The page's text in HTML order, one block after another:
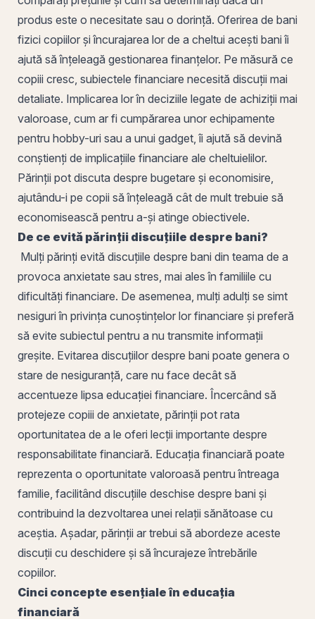
produs este o necesitate sau o dorință. Oferirea de bani
fizici copiilor și încurajarea lor de a cheltui acești bani îi
ajută să înțeleagă gestionarea finanțelor. Pe măsură ce
copiii cresc, subiectele financiare necesită discuții mai
detaliate. Implicarea lor în deciziile legate de achiziții mai
valoroase, cum ar fi cumpărarea unor echipamente
pentru hobby-uri sau a unui gadget, îi ajută să devină
conștienți de implicațiile financiare ale cheltuielilor.
Părinții pot discuta despre bugetare și economisire,
ajutându-i pe copii să înțeleagă cât de mult trebuie să
economisească pentru a-și atinge obiectivele.
De ce evită părinții discuțiile despre bani?
Mulți părinți evită discuțiile despre bani din teama de a
provoca anxietate sau stres, mai ales în familiile cu
dificultăți financiare. De asemenea, mulți adulți se simt
nesiguri în privința cunoștințelor lor financiare și preferă
să evite subiectul pentru a nu transmite informații
greșite. Evitarea discuțiilor despre bani poate genera o
stare de nesiguranță, care nu face decât să
accentueze lipsa educației financiare. Încercând să
protejeze copiii de anxietate, părinții pot rata
oportunitatea de a le oferi lecții importante despre
responsabilitate financiară. Educația financiară poate
reprezenta o oportunitate valoroasă pentru întreaga
familie, facilitând discuțiile deschise despre bani și
contribuind la dezvoltarea unei relații sănătoase cu
aceștia. Așadar, părinții ar trebui să abordeze aceste
discuții cu deschidere și să încurajeze întrebările
copiilor.
Cinci concepte esențiale în educația
financiară